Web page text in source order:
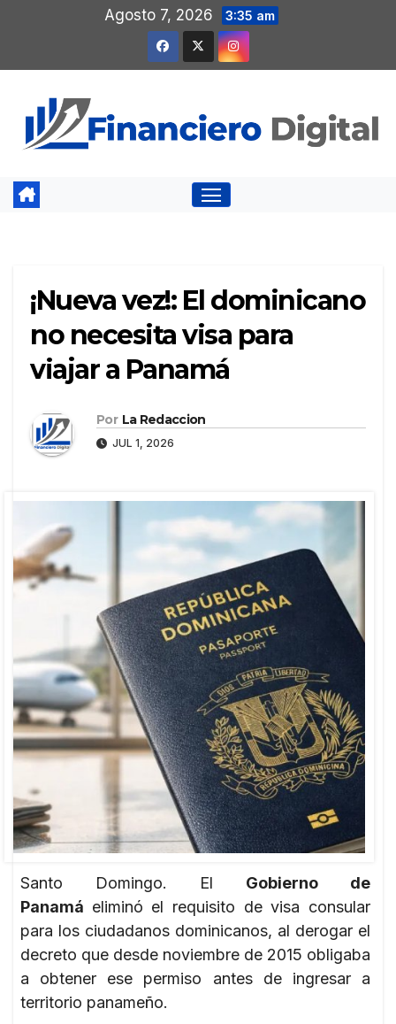
contenido
Agosto 7, 2026 3:35 am
¡Nueva vez!: El dominicano
no necesita visa para
viajar a Panamá
Por La Redaccion
JUL 1, 2026
Santo Domingo. El Gobierno de
Panamá eliminó el requisito de visa consular
para los ciudadanos dominicanos, al derogar el
decreto que desde noviembre de 2015 obligaba
a obtener ese permiso antes de ingresar a
territorio panameño.